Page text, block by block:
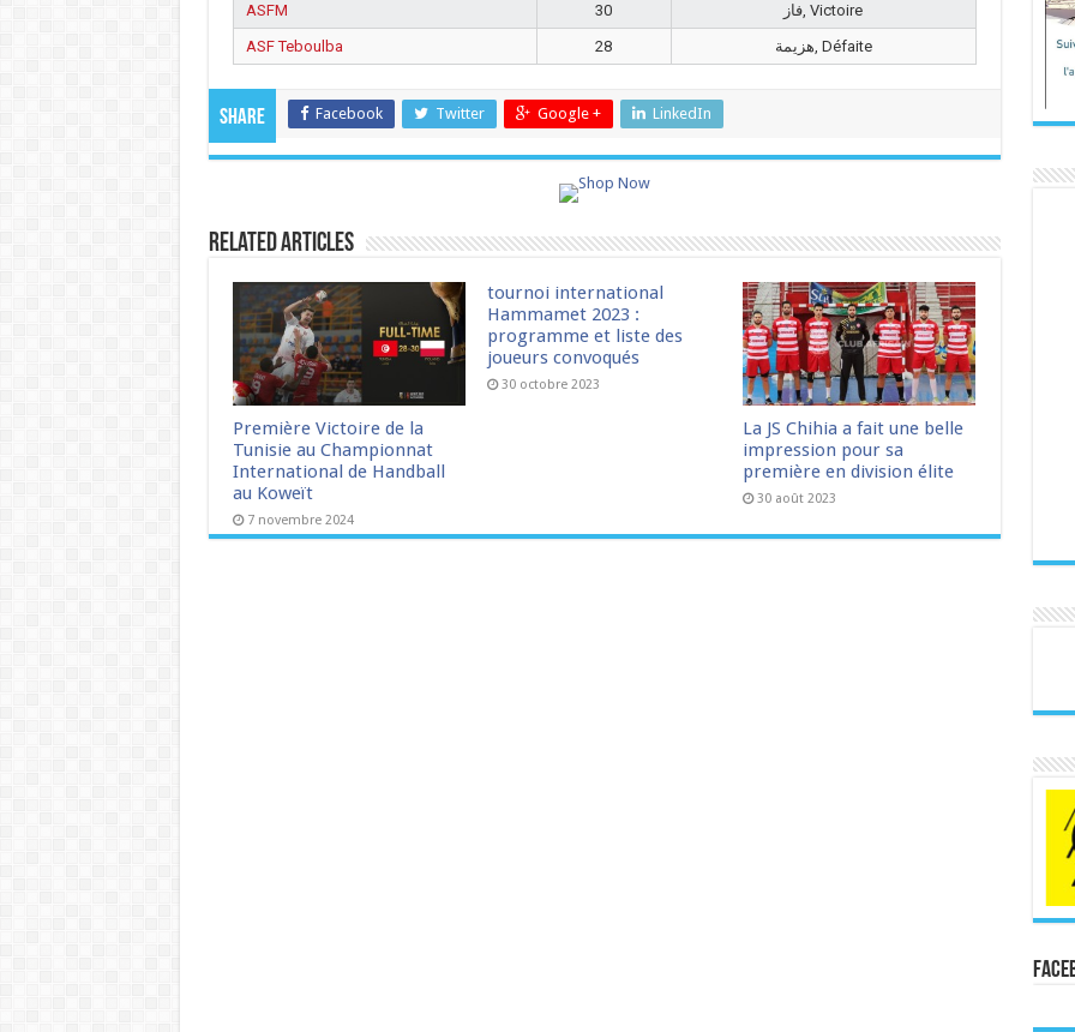
ASFM 30
فاز, Victoire
ASF Teboulba
28 هزيمة, Défaite
Share Facebook Twitter Google + LinkedIn
Related Articles
Première Victoire de la
Tunisie au Championnat
International de Handball
au Koweït
7 novembre 2024
tournoi international
Hammamet 2023 :
programme et liste des
joueurs convoqués
30 octobre 2023
La JS Chihia a fait une belle
impression pour sa
première en division élite
30 août 2023